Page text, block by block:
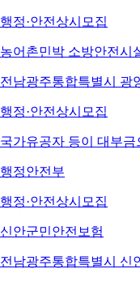
행정·안전상시모집
농어촌민박 소방안전시
전남광주통합특별시 광
행정·안전상시모집
국가유공자 등이 대부
행정안전부
행정·안전상시모집
신안군민안전보험
전남광주통합특별시 신